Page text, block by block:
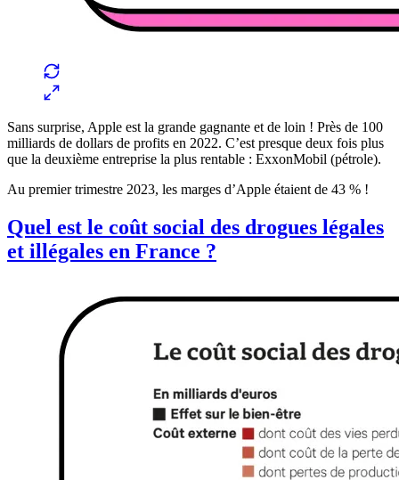
Sans surprise, Apple est la grande gagnante et de loin ! Près de 100
milliards de dollars de profits en 2022. C’est presque deux fois plus
que la deuxième entreprise la plus rentable : ExxonMobil (pétrole).
Au premier trimestre 2023, les marges d’Apple étaient de 43 % !
Quel est le coût social des drogues légales
et illégales en France ?